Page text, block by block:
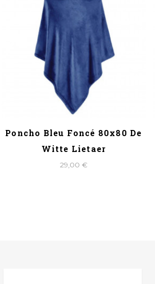
Poncho Bleu Foncé 80x80 De
Witte Lietaer
29,00 €